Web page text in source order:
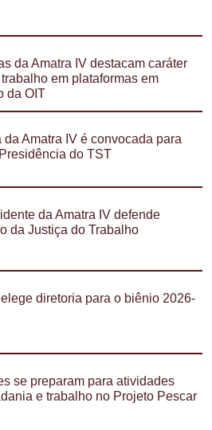
da Amatra IV destacam caráter
em plataformas em
da OIT
da Amatra IV é convocada para
do TST
da Amatra IV defende
da Justiça do Trabalho
diretoria para o biênio 2026-
se preparam para atividades
e trabalho no Projeto Pescar